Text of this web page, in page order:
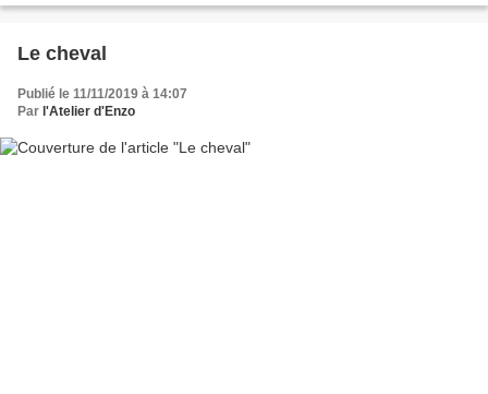
Le cheval
Publié le 11/11/2019 à 14:07
Par l'Atelier d'Enzo